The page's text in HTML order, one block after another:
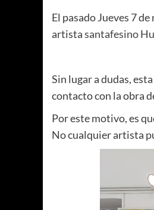
El pasado Jueves 7
artistasantafesino Hu
Sin lugar a dudas,
contacto con la obra
Por este motivo, es
No cualquier artista